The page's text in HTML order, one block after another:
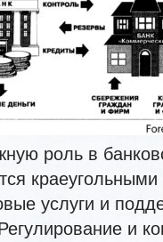
роль в
услуги и
и